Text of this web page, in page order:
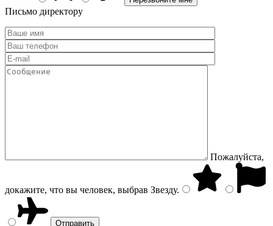
Письмо директору
Пожалуйста,
докажите, что вы человек, выбрав Звезду.